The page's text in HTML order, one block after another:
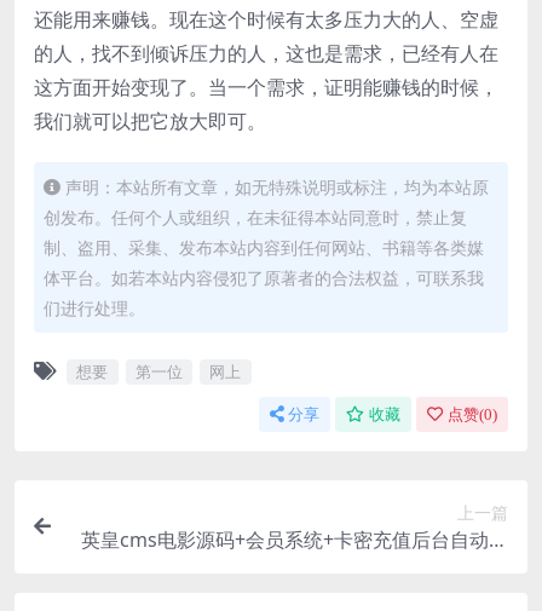
还能用来赚钱。现在这个时候有太多压力大的人、空虚
的人，找不到倾诉压力的人，这也是需求，已经有人在
这方面开始变现了。当一个需求，证明能赚钱的时候，
我们就可以把它放大即可。
声明：本站所有文章，如无特殊说明或标注，均为本站原
创发布。任何个人或组织，在未征得本站同意时，禁止复
制、盗用、采集、发布本站内容到任何网站、书籍等各类媒
体平台。如若本站内容侵犯了原著者的合法权益，可联系我
们进行处理。
想要 第一位 网上
分享 收藏 点赞(0)
上一篇
英皇cms电影源码+会员系统+卡密充值后台自动采